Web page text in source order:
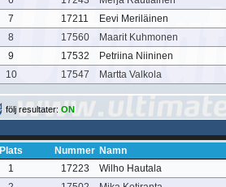
7
17211
Eevi Meriläinen
8
17560
Maarit Kuhmonen
9
17532
Petriina Niininen
10
17547 Martta Valkola
följ resultater: ON
Plats Nummer Namn
1
17223
Wilho Hautala